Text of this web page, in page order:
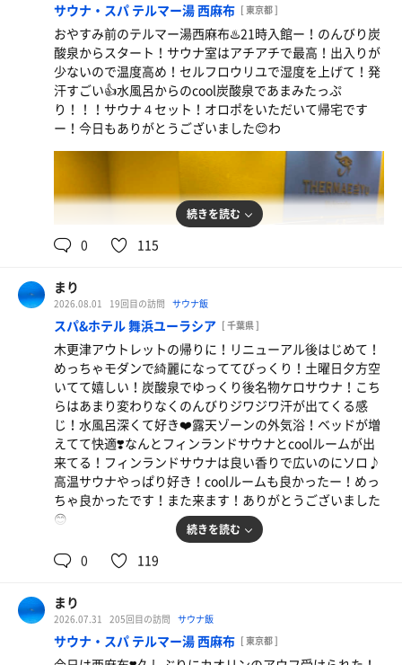
辛ラーメン
やっぱりこれ！
美味しかったー！こればかり！！
メガオロポ
サウナ・スパ テルマー湯 西麻布 [ 東京都 ]
おやすみ前のテルマー湯西麻布♨️21時入館ー！のんびり炭
酸泉からスタート！サウナ室はアチアチで最高！出入りが
少ないので温度高め！セルフロウリユで湿度を上げて！発
汗すごい👍水風呂からのcool炭酸泉であまみたっぷ
り！！！サウナ４セット！オロポをいただいて帰宅です
ー！今日もありがとうございました😊わ
続きを読む
0 115
まり
2026.08.01 19回目の訪問 サウナ飯
スパ&ホテル 舞浜ユーラシア [ 千葉県 ]
木更津アウトレットの帰りに！リニューアル後はじめて！
めっちゃモダンで綺麗になっててびっくり！土曜日夕方空
いてて嬉しい！炭酸泉でゆっくり後名物ケロサウナ！こち
らはあまり変わりなくのんびりジワジワ汗が出てくる感
じ！水風呂深くて好き❤️露天ゾーンの外気浴！ベッドが増
えてて快適❣️なんとフィンランドサウナとcoolルームが出
来てる！フィンランドサウナは良い香りで広いのにソロ♪
高温サウナやっぱり好き！coolルームも良かったー！めっ
ちゃ良かったです！また来ます！ありがとうございました
😊
続きを読む
0 119
まり
2026.07.31 205回目の訪問 サウナ飯
サウナ・スパ テルマー湯 西麻布 [ 東京都 ]